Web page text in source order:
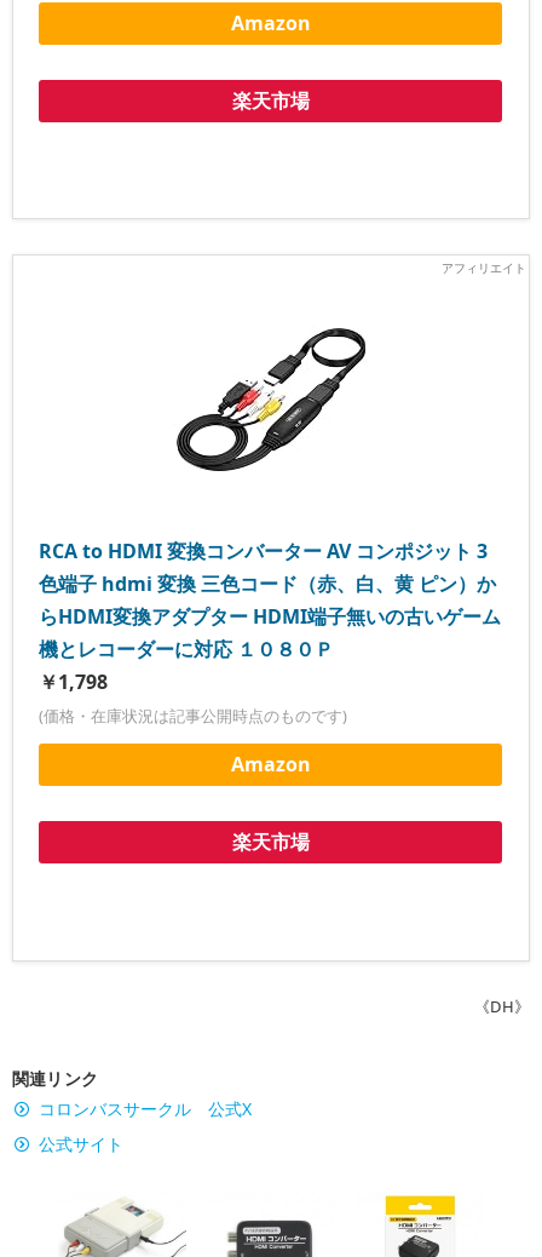
Amazon
楽天市場
RCA to HDMI 変換コンバーター AV コンポジット 3
色端子 hdmi 変換 三色コード（赤、白、黄 ピン）か
らHDMI変換アダプター HDMI端子無いの古いゲーム
機とレコーダーに対応 １０８０Ｐ
￥1,798
(価格・在庫状況は記事公開時点のものです)
Amazon
楽天市場
《DH》
関連リンク
コロンバスサークル 公式X
公式サイト